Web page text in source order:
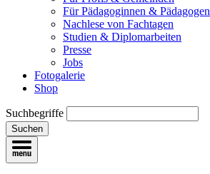
Für Pädagoginnen & Pädagogen
Nachlese von Fachtagen
Studien & Diplomarbeiten
Presse
Jobs
Fotogalerie
Shop
Suchbegriffe
Suchen